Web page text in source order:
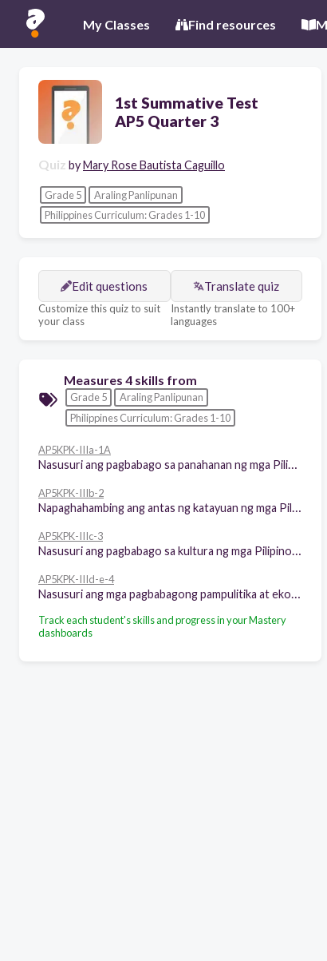
My Classes Find resources
1st Summative Test
AP5 Quarter 3
Quiz byMary Rose Bautista Caguillo
Grade 5
Araling Panlipunan
Philippines Curriculum: Grades 1-10
Edit questions
Customize this quiz to suit
your class
Translate quiz
Instantly translate to 100+
languages
Measures 4 skills from
Grade 5
Araling Panlipunan
Philippines Curriculum: Grades 1-10
AP5KPK-IIIa-1A
AP5KPK-IIIb-2
AP5KPK-IIIc-3
AP5KPK-IIId-e-4
Track each student's skills and progress in your Mastery
dashboards